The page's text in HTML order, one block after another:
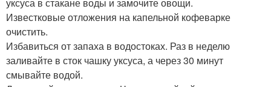
уксуса в стакане воды и замочите овощи.
Известковые отложения на капельной кофеварке
очистить.
Избавиться от запаха в водостоках. Раз в неделю
заливайте в сток чашку уксуса, а через 30 минут
смывайте водой.